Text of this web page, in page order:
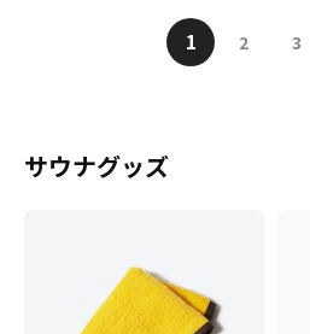
1 2 3
サウナグッズ